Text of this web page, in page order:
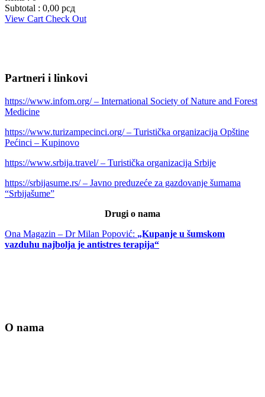
Subtotal : 0,00 рсд
View Cart Check Out
Partneri i linkovi
https://www.infom.org/ – International Society of Nature and Forest
Medicine
https://www.turizampecinci.org/ – Turistička organizacija Opštine
Pećinci – Kupinovo
https://www.srbija.travel/ – Turistička organizacija Srbije
https://srbijasume.rs/ – Javno preduzeće za gazdovanje šumama
“Srbijašume”
Drugi o nama
Ona Magazin – Dr Milan Popović: „Kupanje u šumskom
vazduhu najbolja je antistres terapija“
O nama